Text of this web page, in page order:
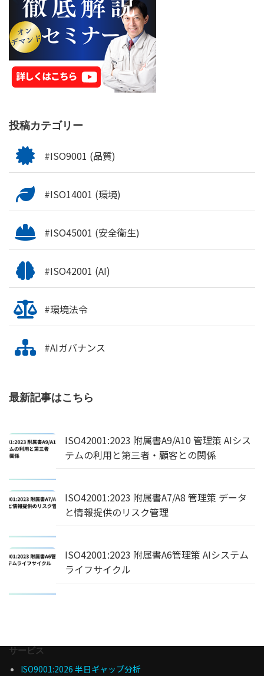
投稿カテゴリー
#ISO9001 (品質)
#ISO14001 (環境)
#ISO45001 (安全衛生)
#ISO42001 (AI)
#環境法令
#AIガバナンス
最新記事はこちら
ISO42001:2023 附属書A9/A10 管理策 AIシス
テムの利用と第三者・顧客との関係
ISO42001:2023 附属書A7/A8 管理策 データ
と情報提供のリスク管理
ISO42001:2023 附属書A6管理策 AIシステム
ライフサイクル
サービス
ISO9001:2026 半日ギャップ分析